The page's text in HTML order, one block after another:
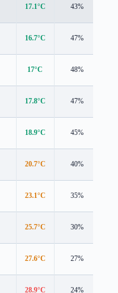
17.1°C 43%
16.7°C 47%
17°C 48%
17.8°C 47%
18.9°C 45%
20.7°C 40%
23.1°C 35%
25.7°C 30%
27.6°C 27%
28.9°C 24%